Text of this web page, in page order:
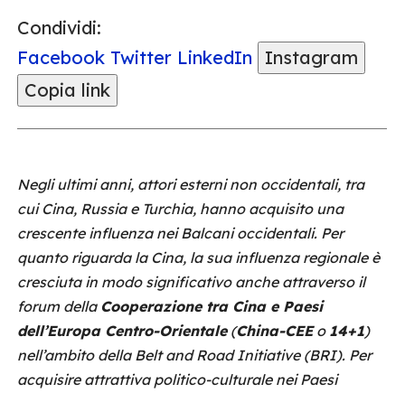
Condividi:
Facebook Twitter LinkedIn
Instagram
Copia link
Negli ultimi anni, attori esterni non occidentali, tra
cui Cina, Russia e Turchia, hanno acquisito una
crescente influenza nei Balcani occidentali. Per
quanto riguarda la Cina, la sua influenza regionale è
cresciuta in modo significativo anche attraverso il
forum della Cooperazione tra Cina e Paesi
dell’Europa Centro-Orientale(China-CEEo 14+1)
nell’ambito della Belt and Road Initiative (BRI). Per
acquisire attrattiva politico-culturale nei Paesi